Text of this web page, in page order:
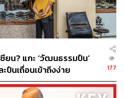
เบี้ยสูงนานหรือแม้แต่โอกาส
ะท้อนว่าคาดการณ์พลาด
ยน? แกะ ‘วัฒนธรรมปืน’
ปืนเถื่อนเข้าถึงง่าย
177